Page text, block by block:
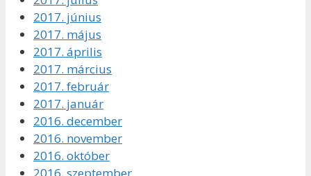
2017. június
2017. május
2017. április
2017. március
2017. február
2017. január
2016. december
2016. november
2016. október